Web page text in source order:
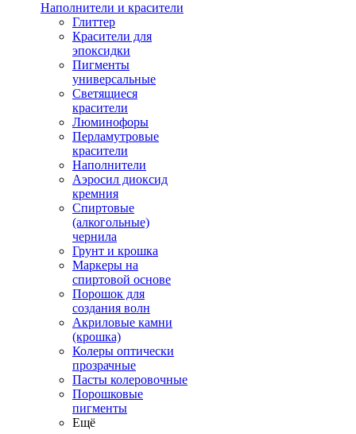
Наполнители и красители
Глиттер
Красители для
эпоксидки
Пигменты
универсальные
Светящиеся
красители
Люминофоры
Перламутровые
красители
Наполнители
Аэросил диоксид
кремния
Спиртовые
(алкогольные)
чернила
Грунт и крошка
Маркеры на
спиртовой основе
Порошок для
создания волн
Акриловые камни
(крошка)
Колеры оптически
прозрачные
Пасты колеровочные
Порошковые
пигменты
Ещё